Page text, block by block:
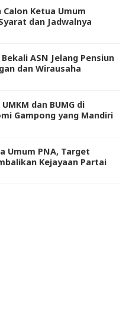
Ketua Umum
dan Jadwalnya
ASN Jelang Pensiun
dan Wirausaha
dan BUMG di
Gampong yang Mandiri
Umum PNA, Target
Kejayaan Partai